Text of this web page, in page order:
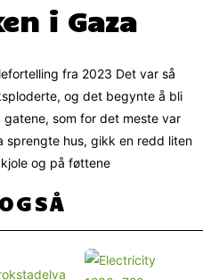
i Gaza
fra 2023 Det var så
og det begynte å bli
som for det meste var
hus, gikk en redd liten
og på føttene